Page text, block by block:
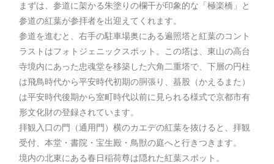
まずは、参道に架かる朱塗りの欄干が印象的な「極楽橋」と
参道の紅葉が参拝者を出迎えてくれます。
参道を進むと、右手の駐車場奥にある遍照塔と紅葉のコント
ラストはフォトジェニックスポット。この塔は、東山の高台
寺境内にあった忠魂堂を移築した六角二重塔で、下層の円柱
は飛鳥時代から平安時代初期の胴張り、蟇股（かえるまた）
は平安時代後期から室町時代以前に見られる様式で京都市有
形文化財の登録されています。
拝観入口の門（通用門）横のカエデの紅葉を抜けると、拝観
受付、本堂・書院・宝生殿・鳥獣の庭へと行きつきます。
境内の北東にある春日稲荷尊は隠れた紅葉スポット。